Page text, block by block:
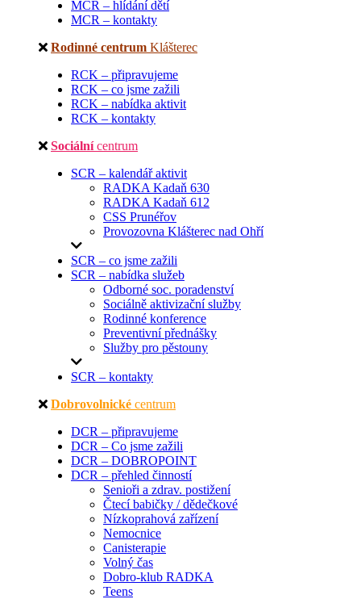
MCR – hlídání dětí
MCR – kontakty
Rodinné centrum Klášterec
RCK – připravujeme
RCK – co jsme zažili
RCK – nabídka aktivit
RCK – kontakty
Sociální centrum
SCR – kalendář aktivit
RADKA Kadaň 630
RADKA Kadaň 612
CSS Prunéřov
Provozovna Klášterec nad Ohří
SCR – co jsme zažili
SCR – nabídka služeb
Odborné soc. poradenství
Sociálně aktivizační služby
Rodinné konference
Preventivní přednášky
Služby pro pěstouny
SCR – kontakty
Dobrovolnické centrum
DCR – připravujeme
DCR – Co jsme zažili
DCR – DOBROPOINT
DCR – přehled činností
Senioři a zdrav. postižení
Čtecí babičky / dědečkové
Nízkoprahová zařízení
Nemocnice
Canisterapie
Volný čas
Dobro-klub RADKA
Teens